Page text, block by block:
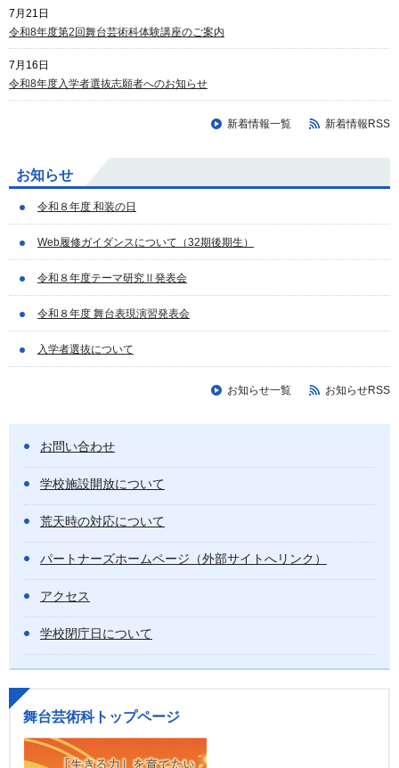
7月21日
令和8年度第2回舞台芸術科体験講座のご案内
7月16日
令和8年度入学者選抜志願者へのお知らせ
新着情報一覧 新着情報RSS
お知らせ
令和８年度 和装の日
Web履修ガイダンスについて（32期後期生）
令和８年度テーマ研究Ⅱ発表会
令和８年度 舞台表現演習発表会
入学者選抜について
お知らせ一覧 お知らせRSS
お問い合わせ
学校施設開放について
荒天時の対応について
パートナーズホームページ（外部サイトへリンク）
アクセス
学校閉庁日について
舞台芸術科トップページ